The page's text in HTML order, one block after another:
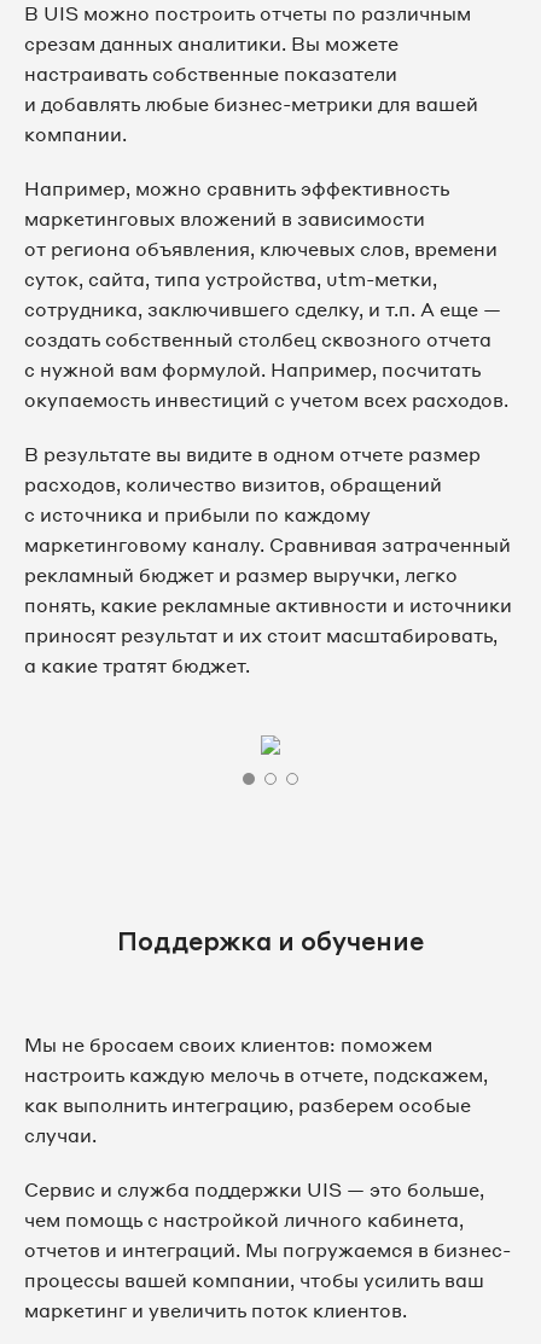
В UIS можно построить отчеты по различным
срезам данных аналитики. Вы можете
настраивать собственные показатели
и добавлять любые бизнес-метрики для вашей
компании.
Например, можно сравнить эффективность
маркетинговых вложений в зависимости
от региона объявления, ключевых слов, времени
суток, сайта, типа устройства, utm-метки,
сотрудника, заключившего сделку, и т.п. А еще —
создать собственный столбец сквозного отчета
с нужной вам формулой. Например, посчитать
окупаемость инвестиций с учетом всех расходов.
В результате вы видите в одном отчете размер
расходов, количество визитов, обращений
с источника и прибыли по каждому
маркетинговому каналу. Сравнивая затраченный
рекламный бюджет и размер выручки, легко
понять, какие рекламные активности и источники
приносят результат и их стоит масштабировать,
а какие тратят бюджет.
Поддержка и обучение
Мы не бросаем своих клиентов: поможем
настроить каждую мелочь в отчете, подскажем,
как выполнить интеграцию, разберем особые
случаи.
Сервис и служба поддержки UIS — это больше,
чем помощь с настройкой личного кабинета,
отчетов и интеграций. Мы погружаемся в бизнес-
процессы вашей компании, чтобы усилить ваш
маркетинг и увеличить поток клиентов.